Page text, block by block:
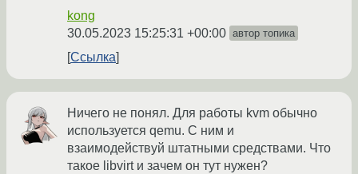
kong
30.05.2023 15:25:31 +00:00 автор топика
Ссылка
Ничего не понял. Для работы kvm обычно
используется qemu. С ним и
взаимодействуй штатными средствами. Что
такое libvirt и зачем он тут нужен?